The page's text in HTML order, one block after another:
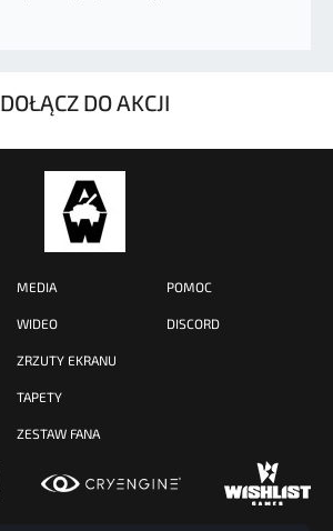
DOŁĄCZ DO AKCJI
MEDIA
WIDEO
ZRZUTY EKRANU
TAPETY
ZESTAW FANA
POMOC
DISCORD